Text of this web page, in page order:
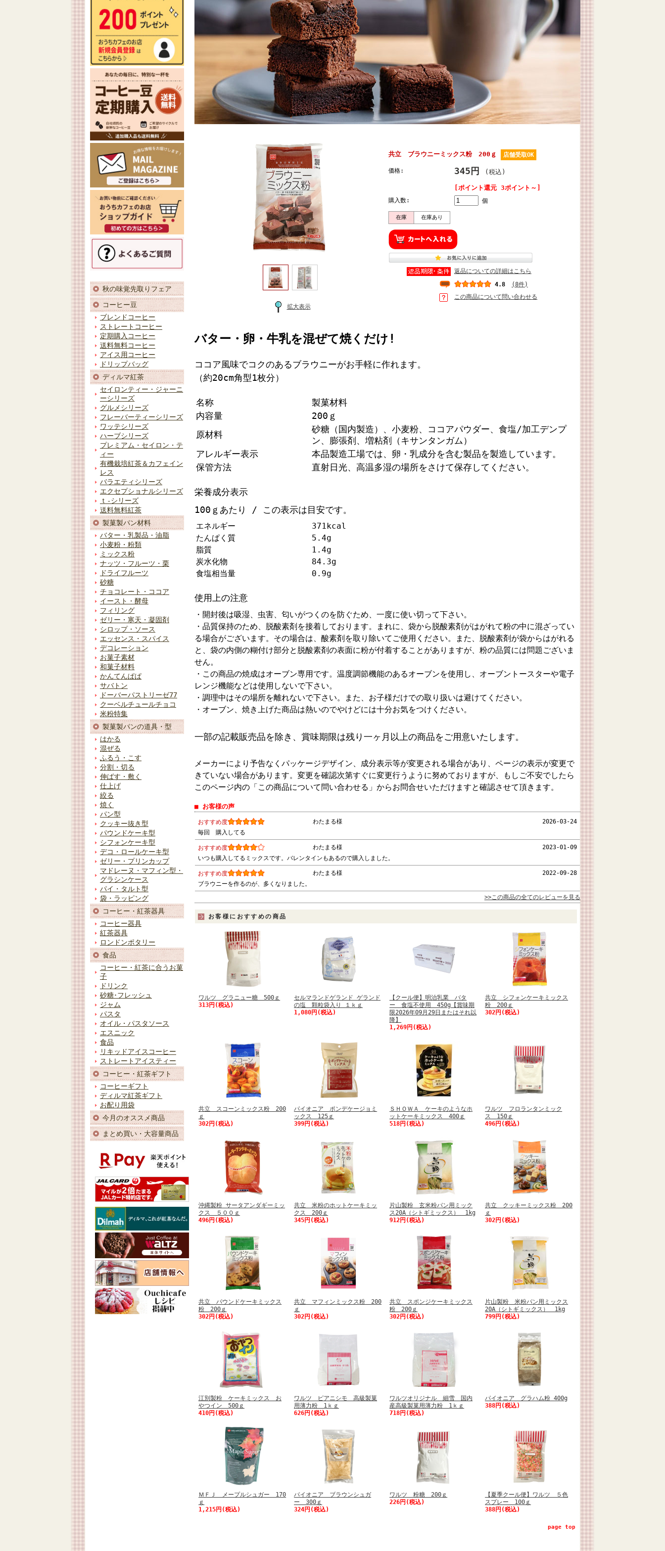
秋の味覚先取りフェア
コーヒー豆
ブレンドコーヒー
ストレートコーヒー
定期購入コーヒー
送料無料コーヒー
アイス用コーヒー
ドリップバッグ
ディルマ紅茶
セイロンティー・ジャーニ
ーシリーズ
グルメシリーズ
フレーバーティーシリーズ
ワッテシリーズ
ハーブシリーズ
プレミアム・セイロン・テ
ィー
有機栽培紅茶＆カフェイン
レス
バラエティシリーズ
エクセプショナルシリーズ
ｔ-シリーズ
送料無料紅茶
製菓製パン材料
バター・乳製品・油脂
小麦粉・粉類
ミックス粉
ナッツ・フルーツ・栗
ドライフルーツ
砂糖
チョコレート・ココア
イースト・酵母
フィリング
ゼリー・寒天・凝固剤
シロップ・ソース
エッセンス・スパイス
デコレーション
お菓子素材
和菓子材料
かんてんぱぱ
サバトン
ドーバーパストリーゼ77
クーベルチュールチョコ
米粉特集
製菓製パンの道具・型
はかる
混ぜる
ふるう・こす
分割・切る
伸ばす・敷く
仕上げ
絞る
焼く
パン型
クッキー抜き型
パウンドケーキ型
シフォンケーキ型
デコ・ロールケーキ型
ゼリー・プリンカップ
マドレーヌ・マフィン型・
グラシンケース
パイ・タルト型
袋・ラッピング
コーヒー・紅茶器具
コーヒー器具
紅茶器具
ロンドンポタリー
食品
コーヒー・紅茶に合うお菓
子
ドリンク
砂糖･フレッシュ
ジャム
パスタ
オイル・パスタソース
エスニック
食品
リキッドアイスコーヒー
ストレートアイスティー
コーヒー・紅茶ギフト
コーヒーギフト
ディルマ紅茶ギフト
お配り用袋
今月のオススメ商品
まとめ買い・大容量商品
拡大表示
共立 ブラウニーミックス粉 200ｇ 店舗受取OK
価格: 345円 (税込)
[ポイント還元 3ポイント～]
購入数: 個
在庫 在庫あり
返品についての詳細はこちら
4.8
(8件)
この商品について問い合わせる
バター・卵・牛乳を混ぜて焼くだけ!
ココア風味でコクのあるブラウニーがお手軽に作れます。
（約20cm角型1枚分）
名称
製菓材料
内容量
200ｇ
原材料
砂糖（国内製造）、小麦粉、ココアパウダー、食塩/加工デンプ
ン、膨張剤、増粘剤（キサンタンガム）
アレルギー表示
本品製造工場では、卵・乳成分を含む製品を製造しています。
保管方法
直射日光、高温多湿の場所をさけて保存してください。
栄養成分表示
100ｇあたり / この表示は目安です。
エネルギー
371kcal
たんぱく質
5.4g
脂質
1.4g
炭水化物
84.3g
食塩相当量
0.9g
使用上の注意
・開封後は吸湿、虫害、匂いがつくのを防ぐため、一度に使い切って下さい。
・品質保持のため、脱酸素剤を接着しております。まれに、袋から脱酸素剤がはがれて粉の中に混ざってい
る場合がございます。その場合は、酸素剤を取り除いてご使用ください。また、脱酸素剤が袋からはがれる
と、袋の内側の糊付け部分と脱酸素剤の表面に粉が付着することがありますが、粉の品質には問題ございま
せん。
・この商品の焼成はオーブン専用です。温度調節機能のあるオーブンを使用し、オーブントースターや電子
レンジ機能などは使用しないで下さい。
・調理中はその場所を離れないで下さい。また、お子様だけでの取り扱いは避けてください。
・オーブン、焼き上げた商品は熱いのでやけどには十分お気をつけください。
一部の記載販売品を除き、賞味期限は残り一ヶ月以上の商品をご用意いたします。
メーカーにより予告なくパッケージデザイン、成分表示等が変更される場合があり、ページの表示が変更で
きていない場合があります。変更を確認次第すぐに変更行うように努めておりますが、もしご不安でしたら
このページ内の「この商品について問い合わせる」からお問合せいただけますと確認させて頂きます。
■ お客様の声
おすすめ度 わたまる様
2026-03-24
毎回 購入してる
おすすめ度 わたまる様
2023-01-09
いつも購入してるミックスです。バレンタインもあるので購入しました。
おすすめ度 わたまる様
2022-09-28
ブラウニーを作るのが、多くなりました。
>>この商品の全てのレビューを見る
お客様におすすめの商品
ワルツ グラニュー糖 500ｇ
313円(税込)
セルマランドゲランド ゲランド
の塩 顆粒袋入り １ｋｇ
1,080円(税込)
【クール便】明治乳業 バタ
ー 食塩不使用 450g【賞味期
限2026年09月29日またはそれ以
降】
1,269円(税込)
共立 シフォンケーキミックス
粉 200ｇ
302円(税込)
共立 スコーンミックス粉 200
ｇ
302円(税込)
パイオニア ポンデケージョミ
ックス 125ｇ
399円(税込)
ＳＨＯＷＡ ケーキのようなホ
ットケーキミックス 400ｇ
518円(税込)
ワルツ フロランタンミック
ス 150ｇ
496円(税込)
沖縄製粉 サータアンダギーミッ
クス ５００ｇ
496円(税込)
共立 米粉のホットケーキミッ
クス 200ｇ
345円(税込)
片山製粉 玄米粉パン用ミック
ス20A（シトギミックス） 1kg
912円(税込)
共立 クッキーミックス粉 200
ｇ
302円(税込)
共立 パウンドケーキミックス
粉 200ｇ
302円(税込)
共立 マフィンミックス粉 200
ｇ
302円(税込)
共立 スポンジケーキミックス
粉 200ｇ
302円(税込)
片山製粉 米粉パン用ミックス
20A（シトギミックス） 1kg
799円(税込)
江別製粉 ケーキミックス お
やつイン 500ｇ
410円(税込)
ワルツ ピアニシモ 高級製菓
用薄力粉 1ｋｇ
626円(税込)
ワルツオリジナル 細雪 国内
産高級製菓用薄力粉 1ｋｇ
718円(税込)
パイオニア グラハム粉 400g
388円(税込)
ＭＦＪ メープルシュガー 170
ｇ
1,215円(税込)
パイオニア ブラウンシュガ
ー 300ｇ
324円(税込)
ワルツ 粉糖 200ｇ
226円(税込)
【夏季クール便】ワルツ ５色
スプレー 100ｇ
388円(税込)
page top